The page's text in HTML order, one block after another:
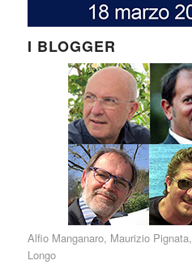
I BLOGGER
Alfio Manganaro, Maurizio Pignata,
Longo